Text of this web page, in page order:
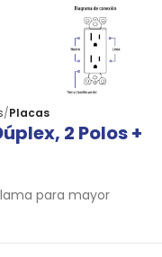
Placas
2 Polos +
para mayor